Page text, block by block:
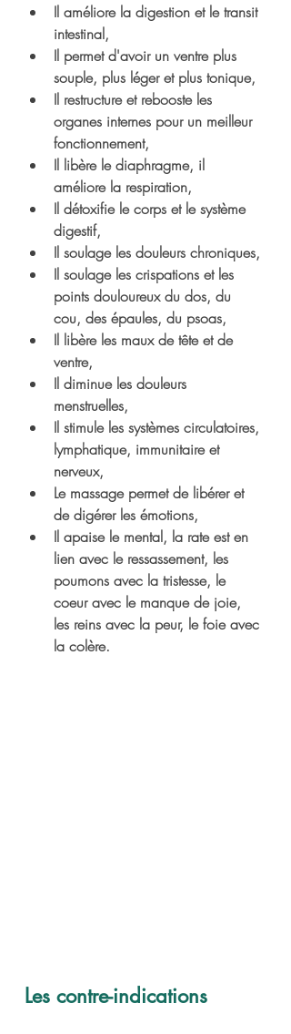
Il améliore la digestion et le transit
intestinal,
Il permet d'avoir un ventre plus
souple, plus léger et plus tonique,
Il restructure et rebooste les
organes internes pour un meilleur
fonctionnement,
Il libère le diaphragme, il
améliore la respiration,
Il détoxifie le corps et le système
digestif,
Il soulage les douleurs chroniques,
Il soulage les crispations et les
points douloureux du dos, du
cou, des épaules, du psoas,
Il libère les maux de tête et de
ventre,
Il diminue les douleurs
menstruelles,
Il stimule les systèmes circulatoires,
lymphatique, immunitaire et
nerveux,
Le massage permet de libérer et
de digérer les émotions,
Il apaise le mental, la rate est en
lien avec le ressassement, les
poumons avec la tristesse, le
coeur avec le manque de joie,
les reins avec la peur, le foie avec
la colère.
Les contre-indications